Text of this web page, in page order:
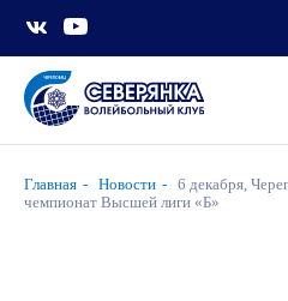
Главная Новости
6 декабря,
чемпионат Высшей лиги «Б»